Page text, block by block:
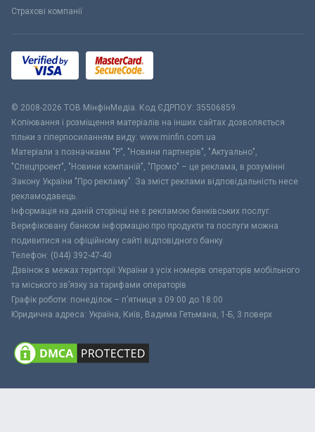
Страхові компанії
© 2008-2026 ТОВ МiнфiнМедiа. Код ЄДРПОУ: 35506859
Копіювання і розміщення матеріалів на інших сайтах дозволяється
тільки з гіперпосиланням виду: www.minfin.com.ua
Матеріали з позначками "Р", "Новини партнерів", "Актуально",
"Спецпроект", "Новини компаній", "Промо" – це реклама, в розумінні
Закону України "Про рекламу". За зміст реклами відповідальність несе
рекламодавець.
Інформація на даній сторінці не є рекламою банківських послуг.
Верифіковану банком інформацію про продукти та послуги можна
подивитися на офіційному сайті відповідного банку.
Телефон: (044) 392-47-40
Дзвінок в межах території України з усіх номерів операторів мобільного
та міського зв’язку за тарифами операторів
Графік роботи: понеділок – п’ятниця з 09:00 до 18:00
Юридична адреса: Україна, Київ, Вадима Гетьмана, 1-Б, 3 поверх